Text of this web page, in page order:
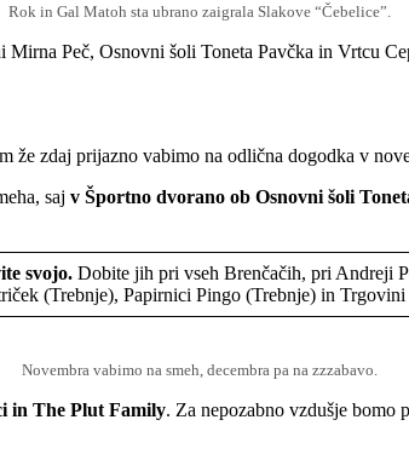
Rok in Gal Matoh sta ubrano zaigrala Slakove “Čebelice”.
Peč, Osnovni šoli Toneta Pavčka in Vrtcu
že zdaj prijazno vabimo na odlična dogodka v
saj v Športno dvorano ob Osnovni šoli
svojo. Dobite jih pri vseh Brenčačih, pri Andreji
(Trebnje), Papirnici Pingo (Trebnje) in
Novembra vabimo na smeh, decembra pa na zzzabavo.
in The Plut Family. Za nepozabno vzdušje bomo